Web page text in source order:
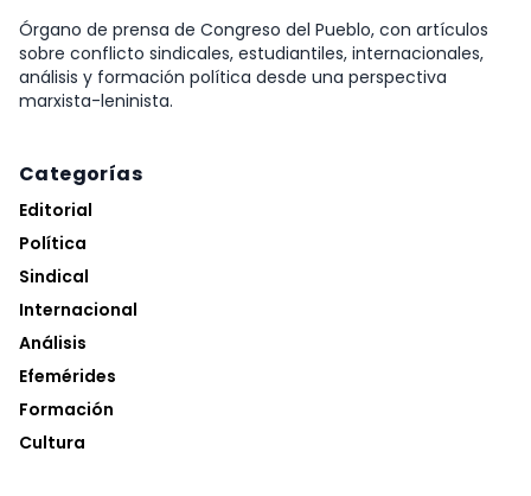
Órgano de prensa de Congreso del Pueblo, con artículos
sobre conflicto sindicales, estudiantiles, internacionales,
análisis y formación política desde una perspectiva
marxista-leninista.
Categorías
Editorial
Política
Sindical
Internacional
Análisis
Efemérides
Formación
Cultura